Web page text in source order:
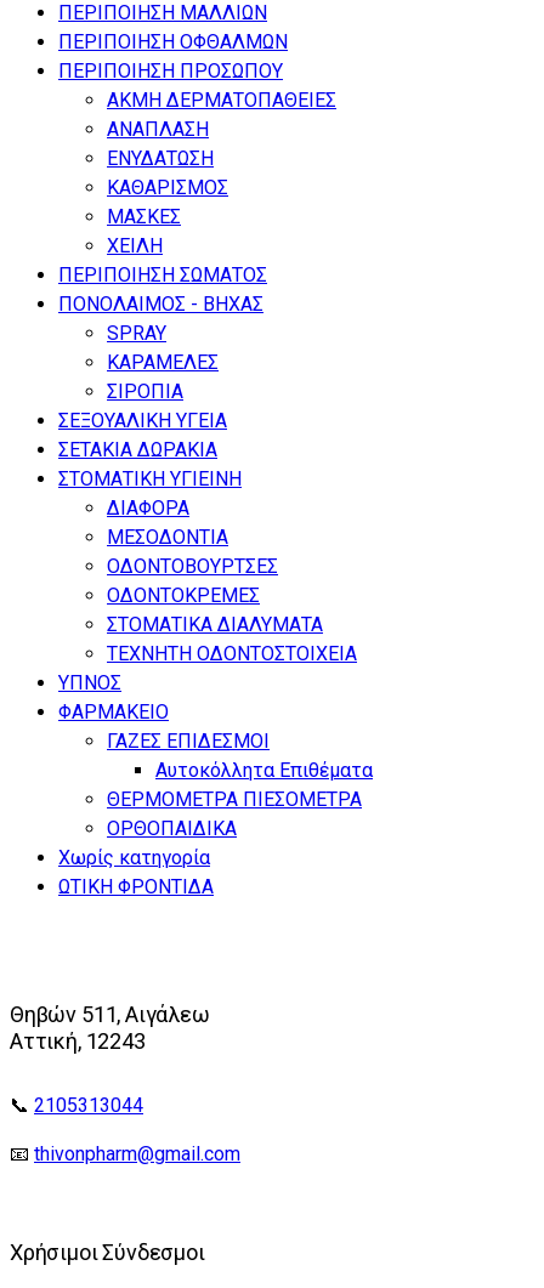
ΠΕΡΙΠΟΙΗΣΗ ΜΑΛΛΙΩΝ
ΠΕΡΙΠΟΙΗΣΗ ΟΦΘΑΛΜΩΝ
ΠΕΡΙΠΟΙΗΣΗ ΠΡΟΣΩΠΟΥ
ΑΚΜΗ ΔΕΡΜΑΤΟΠΑΘΕΙΕΣ
ΑΝΑΠΛΑΣΗ
ΕΝΥΔΑΤΩΣΗ
ΚΑΘΑΡΙΣΜΟΣ
ΜΑΣΚΕΣ
ΧΕΙΛΗ
ΠΕΡΙΠΟΙΗΣΗ ΣΩΜΑΤΟΣ
ΠΟΝΟΛΑΙΜΟΣ - ΒΗΧΑΣ
SPRAY
ΚΑΡΑΜΕΛΕΣ
ΣΙΡΟΠΙΑ
ΣΕΞΟΥΑΛΙΚΗ ΥΓΕΙΑ
ΣΕΤΑΚΙΑ ΔΩΡΑΚΙΑ
ΣΤΟΜΑΤΙΚΗ ΥΓΙΕΙΝΗ
ΔΙΑΦΟΡΑ
ΜΕΣΟΔΟΝΤΙΑ
ΟΔΟΝΤΟΒΟΥΡΤΣΕΣ
ΟΔΟΝΤΟΚΡΕΜΕΣ
ΣΤΟΜΑΤΙΚΑ ΔΙΑΛΥΜΑΤΑ
ΤΕΧΝΗΤΗ ΟΔΟΝΤΟΣΤΟΙΧΕΙΑ
ΥΠΝΟΣ
ΦΑΡΜΑΚΕΙΟ
ΓΑΖΕΣ ΕΠΙΔΕΣΜΟΙ
Αυτοκόλλητα Επιθέματα
ΘΕΡΜΟΜΕΤΡΑ ΠΙΕΣΟΜΕΤΡΑ
ΟΡΘΟΠΑΙΔΙΚΑ
Χωρίς κατηγορία
ΩΤΙΚΗ ΦΡΟΝΤΙΔΑ
Θηβών 511, Αιγάλεω
Αττική, 12243
📞 2105313044
📧 thivonpharm@gmail.com
Χρήσιμοι Σύνδεσμοι